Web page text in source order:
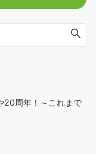
周年！～これまで